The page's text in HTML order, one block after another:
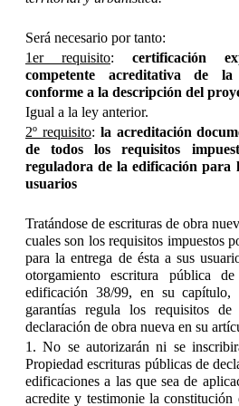
Será necesario por tanto:
1er requisito: certificación
competente acreditativa de
conforme a la descripción del
Igual a la ley anterior.
2º requisito: la acreditación
de todos los requisitos
reguladora de la edificación para
usuarios
Tratándose de escrituras de obra
cuales son los requisitos impuestos
para la entrega de ésta a sus
otorgamiento escritura pública
edificación 38/99, en su capítulo,
garantías regula los requisitos
declaración de obra nueva en su
1. No se autorizarán ni se
Propiedad escrituras públicas de
edificaciones a las que sea de
acredite y testimonie la constitución